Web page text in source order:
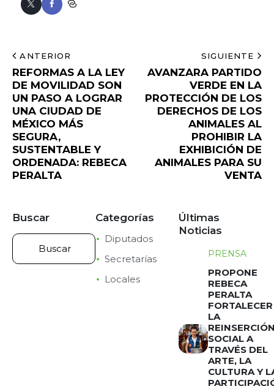
ANTERIOR
REFORMAS A LA LEY
DE MOVILIDAD SON
UN PASO A LOGRAR
UNA CIUDAD DE
MÉXICO MÁS
SEGURA,
SUSTENTABLE Y
ORDENADA: REBECA
PERALTA
SIGUIENTE
AVANZARA PARTIDO
VERDE EN LA
PROTECCIÓN DE LOS
DERECHOS DE LOS
ANIMALES AL
PROHIBIR LA
EXHIBICIÓN DE
ANIMALES PARA SU
VENTA
Buscar Categorías
Diputados
Secretarías
Locales
Últimas
Noticias
PRENSA
PROPONE
REBECA
PERALTA
FORTALECER
LA
SOCIAL A
TRAVÉS DEL
ARTE, LA
CULTURA Y